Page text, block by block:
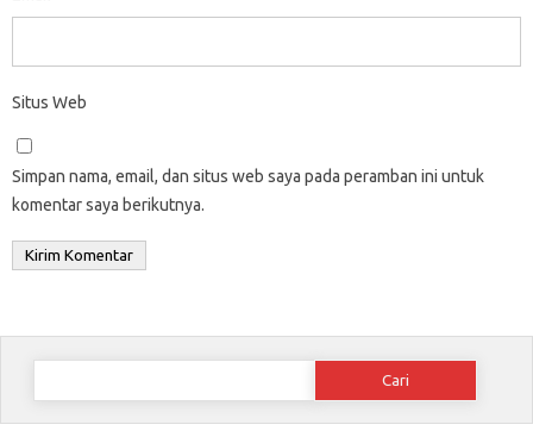
Situs Web
Simpan nama, email, dan situs web saya pada peramban ini untuk
komentar saya berikutnya.
Cari